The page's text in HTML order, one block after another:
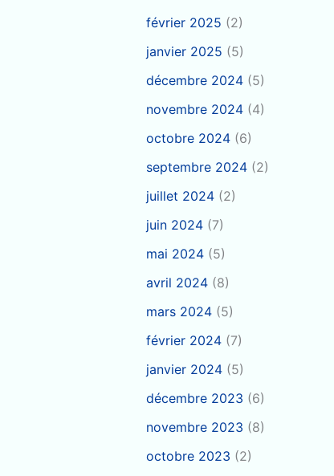
février 2025 (2)
janvier 2025 (5)
décembre 2024 (5)
novembre 2024 (4)
octobre 2024 (6)
septembre 2024 (2)
juillet 2024 (2)
juin 2024 (7)
mai 2024 (5)
avril 2024 (8)
mars 2024 (5)
février 2024 (7)
janvier 2024 (5)
décembre 2023 (6)
novembre 2023 (8)
octobre 2023 (2)